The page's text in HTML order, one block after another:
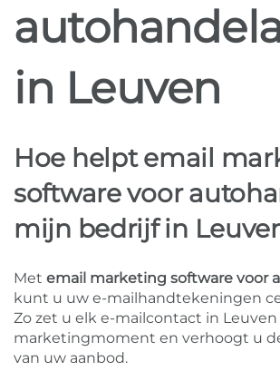
in Leuven
Hoe helpt email
software voor
mijn bedrijf in
Met email marketing software voor
kunt u uw e-mailhandtekeningen
Zo zet u elk e-mailcontact in Leuven
marketingmoment en verhoogt u
van uw aanbod.